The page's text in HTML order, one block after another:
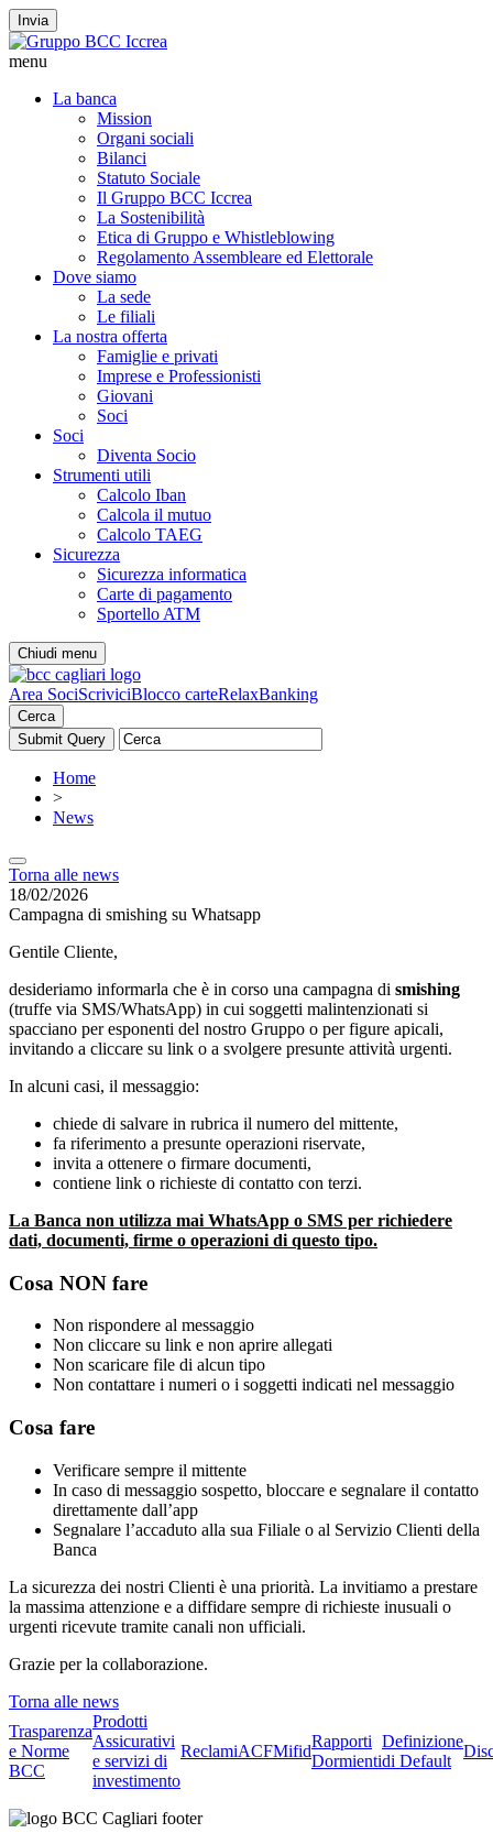
Invia
menu
La banca
Mission
Organi sociali
Bilanci
Statuto Sociale
Il Gruppo BCC Iccrea
La Sostenibilità
Etica di Gruppo e Whistleblowing
Regolamento Assembleare ed Elettorale
Dove siamo
La sede
Le filiali
La nostra offerta
Famiglie e privati
Imprese e Professionisti
Giovani
Soci
Soci
Diventa Socio
Strumenti utili
Calcolo Iban
Calcola il mutuo
Calcolo TAEG
Sicurezza
Sicurezza informatica
Carte di pagamento
Sportello ATM
Chiudi menu
Area SociScriviciBlocco carteRelaxBanking
Cerca
Home
>
News
Torna alle news
18/02/2026
Campagna di smishing su Whatsapp
Gentile Cliente,
desideriamo informarla che è in corso una campagna di smishing
(truffe via SMS/WhatsApp) in cui soggetti malintenzionati si
spacciano per esponenti del nostro Gruppo o per figure apicali,
invitando a cliccare su link o a svolgere presunte attività urgenti.
In alcuni casi, il messaggio:
chiede di salvare in rubrica il numero del mittente,
fa riferimento a presunte operazioni riservate,
invita a ottenere o firmare documenti,
contiene link o richieste di contatto con terzi.
La Banca non utilizza mai WhatsApp o SMS per richiedere
dati, documenti, firme o operazioni di questo tipo.
Cosa NON fare
Non rispondere al messaggio
Non cliccare su link e non aprire allegati
Non scaricare file di alcun tipo
Non contattare i numeri o i soggetti indicati nel messaggio
Cosa fare
Verificare sempre il mittente
In caso di messaggio sospetto, bloccare e segnalare il contatto
direttamente dall’app
Segnalare l’accaduto alla sua Filiale o al Servizio Clienti della
Banca
La sicurezza dei nostri Clienti è una priorità. La invitiamo a prestare
la massima attenzione e a diffidare sempre di richieste inusuali o
urgenti ricevute tramite canali non ufficiali.
Grazie per la collaborazione.
Torna alle news
Trasparenza
e Norme
BCC
Prodotti
Assicurativi
e servizi di
investimento
ReclamiACFMifid
Rapporti
Dormienti
Definizione
di Default